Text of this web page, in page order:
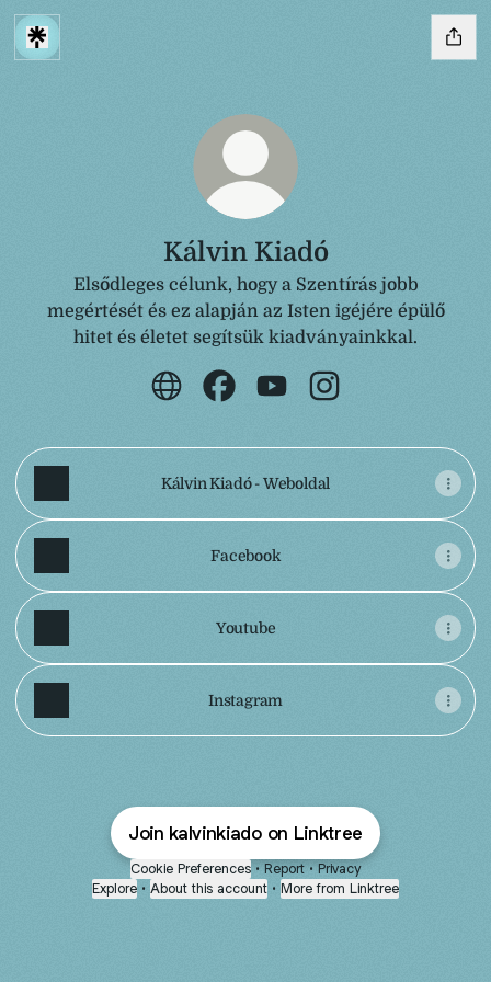
Kálvin Kiadó
Elsődleges célunk, hogy a Szentírás jobb
megértését és ez alapján az Isten igéjére épülő
hitet és életet segítsük kiadványainkkal.
Kálvin Kiadó - Weboldal
Facebook
Youtube
Instagram
Join kalvinkiado on Linktree
Cookie Preferences • Report • Privacy
Explore • About this account • More from Linktree